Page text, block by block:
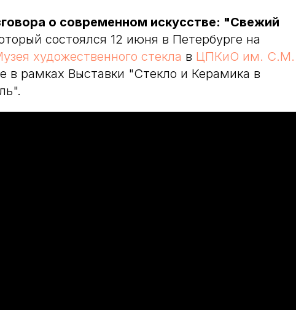
о современном искусстве: "Свежий
состоялся 12 июня в Петербурге на
художественного стекла в ЦПКиО им. С.М.
в рамках Выставки "Стекло и Керамика в